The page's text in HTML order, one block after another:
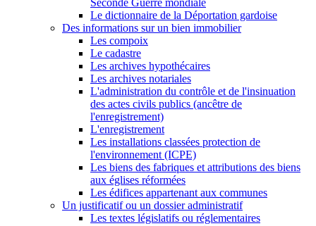
Seconde Guerre mondiale
Le dictionnaire de la Déportation gardoise
Des informations sur un bien immobilier
Les compoix
Le cadastre
Les archives hypothécaires
Les archives notariales
L'administration du contrôle et de l'insinuation
des actes civils publics (ancêtre de
l'enregistrement)
L'enregistrement
Les installations classées protection de
l'environnement (ICPE)
Les biens des fabriques et attributions des biens
aux églises réformées
Les édifices appartenant aux communes
Un justificatif ou un dossier administratif
Les textes législatifs ou réglementaires